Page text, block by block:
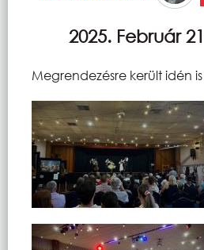
2025. Február
Megrendezésre került idén